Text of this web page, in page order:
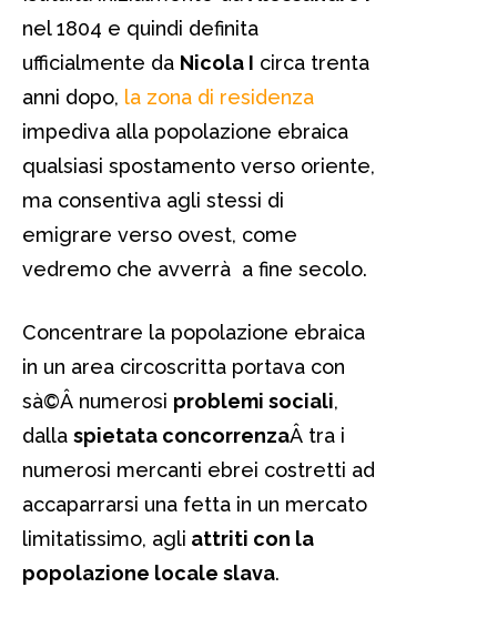
nel 1804 e quindi definita
ufficialmente da Nicola I circa trenta
anni dopo, la zona di residenza
impediva alla popolazione ebraica
qualsiasi spostamento verso oriente,
ma consentiva agli stessi di
emigrare verso ovest, come
vedremo che avverrà a fine secolo.
Concentrare la popolazione ebraica
in un area circoscritta portava con
sà©Â numerosi problemi sociali,
dalla spietata concorrenzaÂ tra i
numerosi mercanti ebrei costretti ad
accaparrarsi una fetta in un mercato
limitatissimo, agli attriti con la
popolazione locale slava.